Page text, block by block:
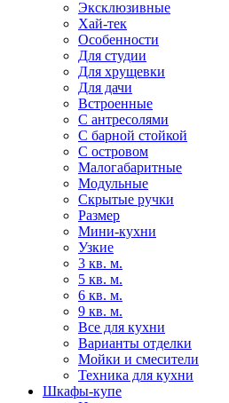
Эксклюзивные
Хай-тек
Особенности
Для студии
Для хрущевки
Для дачи
Встроенные
С антресолями
С барной стойкой
С островом
Малогабаритные
Модульные
Скрытые ручки
Размер
Мини-кухни
Узкие
3 кв. м.
5 кв. м.
6 кв. м.
9 кв. м.
Все для кухни
Варианты отделки
Мойки и смесители
Техника для кухни
Шкафы-купе